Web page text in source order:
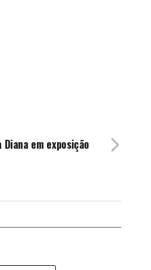
em exposição